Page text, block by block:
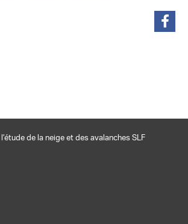
de la neige et des avalanches SLF